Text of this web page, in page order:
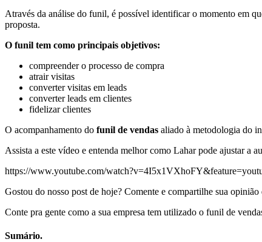
Através da análise do funil, é possível identificar o momento em
proposta.
O funil tem como principais objetivos:
compreender o processo de compra
atrair visitas
converter visitas em leads
converter leads em clientes
fidelizar clientes
O acompanhamento do funil de vendas aliado à metodologia do
Assista a este vídeo e entenda melhor como Lahar pode ajustar a
https://www.youtube.com/
Gostou do nosso post de hoje? Comente e compartilhe sua opinião
Conte pra gente como a sua empresa tem utilizado o funil de
Sumário.